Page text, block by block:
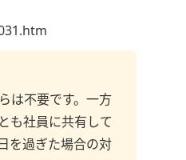
は不要です。一方
も社員に共有して
を過ぎた場合の対